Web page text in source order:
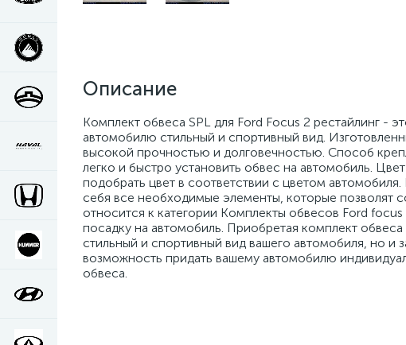
Описание
Комплект обвеса SPL для Ford Focus 2 рестайлинг -
автомобилю стильный и спортивный вид.
высокой прочностью и долговечностью. Способ
легко и быстро установить обвес на автомобиль.
подобрать цвет в соответствии с цветом
себя все необходимые элементы, которые позволят
относится к категории Комплекты обвесов Ford
посадку на автомобиль. Приобретая комплект
стильный и спортивный вид вашего автомобиля, но и
возможность придать вашему автомобилю
обвеса.